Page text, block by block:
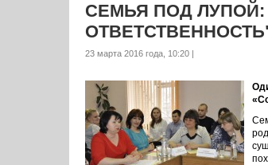
СЕМЬЯ ПОД
23 марта 2016 года, 10:20 |